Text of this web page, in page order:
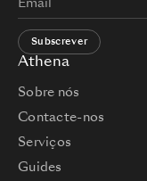
Athena
Sobre nós
Contacte-nos
Serviços
Guides
Subscrever